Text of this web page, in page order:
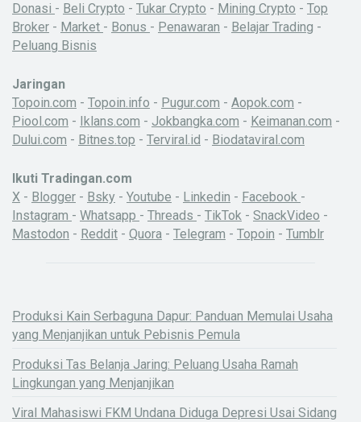
Donasi - Beli Crypto - Tukar Crypto - Mining Crypto - Top
Broker - Market - Bonus - Penawaran - Belajar Trading -
Peluang Bisnis
Jaringan
Topoin.com - Topoin.info - Pugur.com - Aopok.com -
Piool.com - Iklans.com - Jokbangka.com - Keimanan.com -
Dului.com - Bitnes.top - Terviral.id - Biodataviral.com
Ikuti Tradingan.com
X - Blogger - Bsky - Youtube - Linkedin - Facebook -
Instagram - Whatsapp - Threads - TikTok - SnackVideo -
Mastodon - Reddit - Quora - Telegram - Topoin - Tumblr
Produksi Kain Serbaguna Dapur: Panduan Memulai Usaha
yang Menjanjikan untuk Pebisnis Pemula
Produksi Tas Belanja Jaring: Peluang Usaha Ramah
Lingkungan yang Menjanjikan
Viral Mahasiswi FKM Undana Diduga Depresi Usai Sidang